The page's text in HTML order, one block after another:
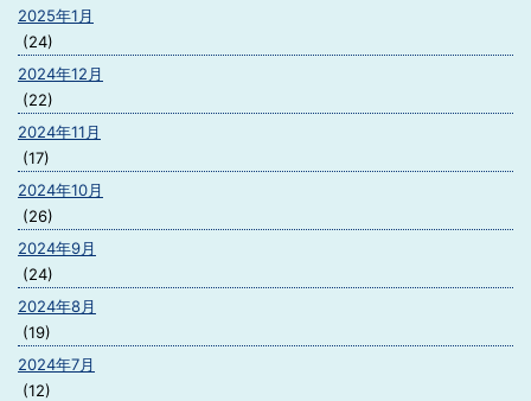
2025年1月
(24)
2024年12月
(22)
2024年11月
(17)
2024年10月
(26)
2024年9月
(24)
2024年8月
(19)
2024年7月
(12)